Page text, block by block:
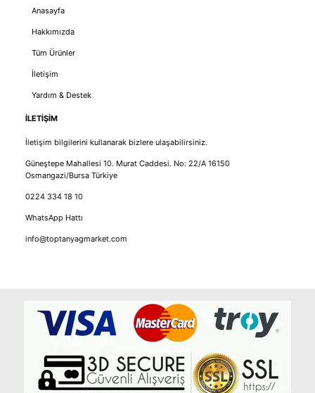
Anasayfa
Hakkımızda
Tüm Ürünler
İletişim
Yardım & Destek
İLETİŞİM
İletişim bilgilerini kullanarak bizlere ulaşabilirsiniz.
Güneştepe Mahallesi 10. Murat Caddesi. No: 22/A 16150
Osmangazi/Bursa Türkiye
0224 334 18 10
WhatsApp Hattı
info@toptanyagmarket.com